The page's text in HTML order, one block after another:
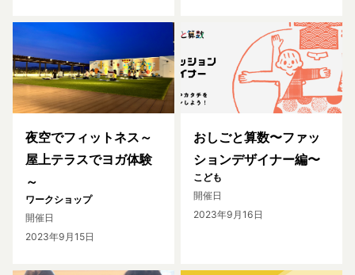
夜空でフィットネス～
屋上テラスでヨガ体験
～
ワークショップ
開催日
2023年9月15日
おしごと算数〜ファッ
ションデザイナー編〜
こども
開催日
2023年9月16日